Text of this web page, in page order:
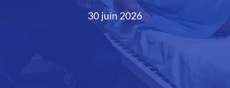
30 juin 2026